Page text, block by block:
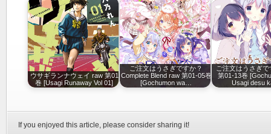
ウサギランナウェイ raw 第01
巻 [Usagi Runaway Vol 01]
ご注文はうさぎですか？
Complete Blend raw 第01-05巻
[Gochumon wa…
ご注文はうさぎ
第01-13巻
Usagi desu
If you enjoyed this article, please consider sharing it!